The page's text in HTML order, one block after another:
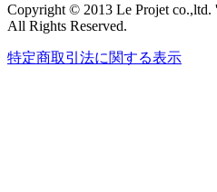
Copyright © 2013 Le Projet
All Rights Reserved.
特定商取引法に関する表示